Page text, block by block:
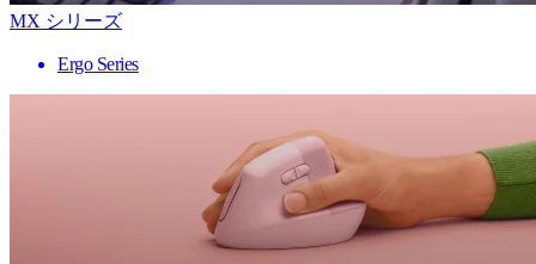
MX シリーズ
Ergo Series